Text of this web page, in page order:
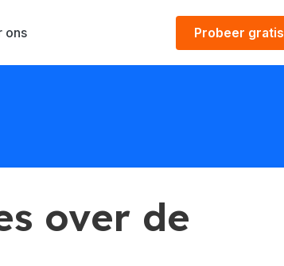
Probeer gratis
ons
over de